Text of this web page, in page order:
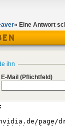
» Eine Antwort
ihn
E-Mail (Pflichtfeld)